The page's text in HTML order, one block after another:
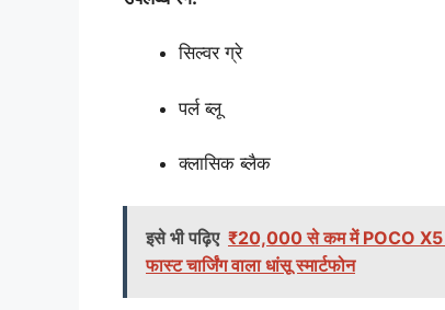
सिल्वर ग्रे
पर्ल ब्लू
क्लासिक ब्लैक
इसे भी पढ़िए ₹20,000 से कम में POCO
फास्ट चार्जिंग वाला धांसू स्मार्टफोन